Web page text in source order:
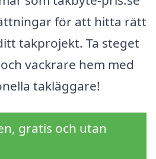
för att hitta rätt
takprojekt. Ta steget
vackrare hem med
takläggare!
gratis och utan